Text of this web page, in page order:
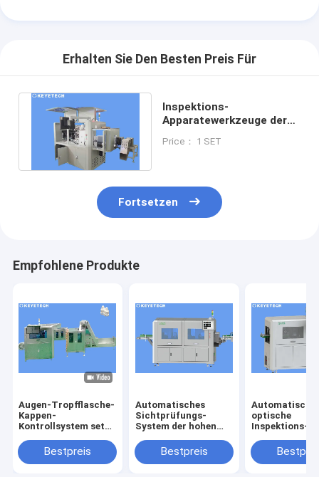
Erhalten Sie Den Besten Preis Für
Inspektions-
Apparatewerkzeuge der
Geschwindigkeits-breiten
Price： 1 SET
Fortsetzen
Empfohlene Produkte
Augen-Tropfflasche-
Kappen-
Kontrollsystem setzt
Kunststoffgehäuse
ab
Bestpreis
Automatisches
Sichtprüfungs-
System der hohen
Bild-
Qualitätskontrolle
Bestpreis
Automatische
optische
Inspektions-
Produkt-